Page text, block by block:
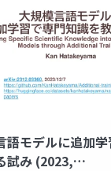
語モデルに追加
試み (2023,